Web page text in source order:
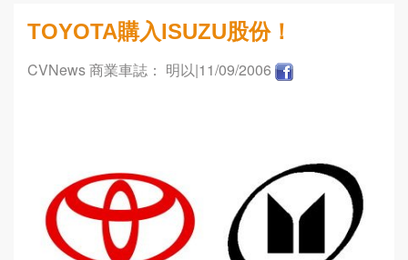
TOYOTA購入ISUZU股份！
CVNews 商業車誌： 明以|11/09/2006